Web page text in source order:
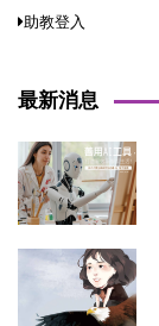
助教登入
最新消息